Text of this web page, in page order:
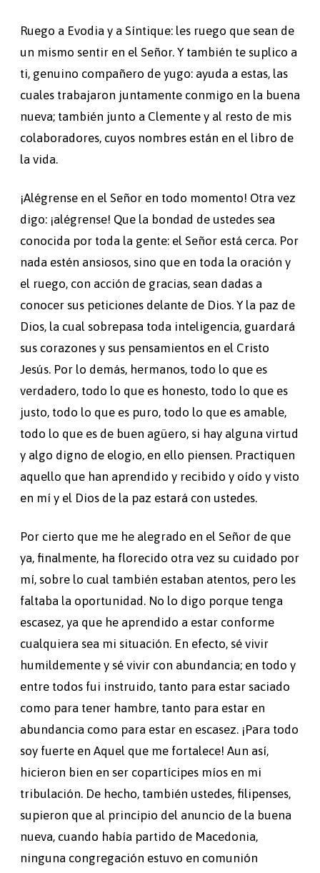
Ruego a Evodia y a Síntique: les ruego que sean de
un mismo sentir en el Señor. Y también te suplico a
ti, genuino compañero de yugo: ayuda a estas, las
cuales trabajaron juntamente conmigo en la buena
nueva; también junto a Clemente y al resto de mis
colaboradores, cuyos nombres están en el libro de
la vida.
¡Alégrense en el Señor en todo momento! Otra vez
digo: ¡alégrense! Que la bondad de ustedes sea
conocida por toda la gente: el Señor está cerca. Por
nada estén ansiosos, sino que en toda la oración y
el ruego, con acción de gracias, sean dadas a
conocer sus peticiones delante de Dios. Y la paz de
Dios, la cual sobrepasa toda inteligencia, guardará
sus corazones y sus pensamientos en el Cristo
Jesús. Por lo demás, hermanos, todo lo que es
verdadero, todo lo que es honesto, todo lo que es
justo, todo lo que es puro, todo lo que es amable,
todo lo que es de buen agüero, si hay alguna virtud
y algo digno de elogio, en ello piensen. Practiquen
aquello que han aprendido y recibido y oído y visto
en mí y el Dios de la paz estará con ustedes.
Por cierto que me he alegrado en el Señor de que
ya, finalmente, ha florecido otra vez su cuidado por
mí, sobre lo cual también estaban atentos, pero les
faltaba la oportunidad. No lo digo porque tenga
escasez, ya que he aprendido a estar conforme
cualquiera sea mi situación. En efecto, sé vivir
humildemente y sé vivir con abundancia; en todo y
entre todos fui instruido, tanto para estar saciado
como para tener hambre, tanto para estar en
abundancia como para estar en escasez. ¡Para todo
soy fuerte en Aquel que me fortalece! Aun así,
hicieron bien en ser copartícipes míos en mi
tribulación. De hecho, también ustedes, filipenses,
supieron que al principio del anuncio de la buena
nueva, cuando había partido de Macedonia,
ninguna congregación estuvo en comunión